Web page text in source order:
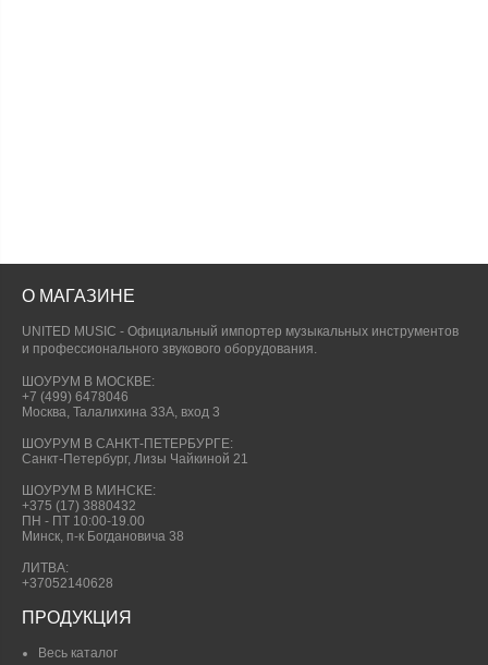
О МАГАЗИНЕ
UNITED MUSIC - Официальный импортер музыкальных инструментов
и профессионального звукового оборудования.
ШОУРУМ В МОСКВЕ:
+7 (499) 6478046
Москва, Талалихина 33А, вход 3
ШОУРУМ В САНКТ-ПЕТЕРБУРГЕ:
Санкт-Петербург, Лизы Чайкиной 21
ШОУРУМ В МИНСКЕ:
+375 (17) 3880432
ПН - ПТ 10:00-19.00
Минск, п-к Богдановича 38
ЛИТВА:
+37052140628
ПРОДУКЦИЯ
Весь каталог